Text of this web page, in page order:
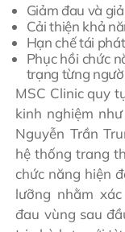
Giảm đau và
Cải thiện khả
Hạn chế tái
Phục hồi chức
trạng từng
MSC Clinic quy
kinh nghiệm
Nguyễn Trần
hệ thống trang
chức năng hiện
lưỡng nhằm
đau vùng sau